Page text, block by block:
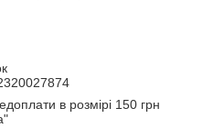
в розмірі 150 грн